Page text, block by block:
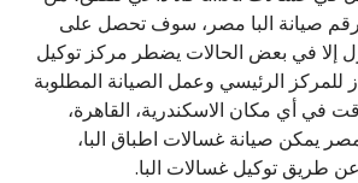
صيانة البا مصر، سوف تحصل على
إلا في بعض الحالات يضطر مركز توكيل
للمركز الرئيسي وعمل الصيانة المطلوبة
في أي مكان الاسكندرية، القاهرة،
يمكن صيانة غسالات اطباق البا،
طريق توكيل غسالات البا.